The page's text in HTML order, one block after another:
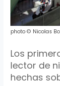
photo © Nicolas
Los
lector de
hechas